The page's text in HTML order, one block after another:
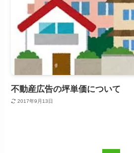
不動産広告の坪単価について
2017年9月13日